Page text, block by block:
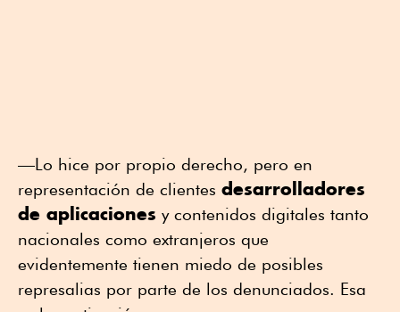
—Lo hice por propio derecho, pero en
representación de clientes desarrolladores
de aplicaciones y contenidos digitales tanto
nacionales como extranjeros que
evidentemente tienen miedo de posibles
represalias por parte de los denunciados. Esa